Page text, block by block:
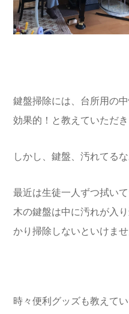
鍵盤掃除には、台所用の
効果的！と教えていただき
しかし、鍵盤、汚れてる
最近は生徒一人ずつ拭い
木の鍵盤は中に汚れが入
かり掃除しないといけませ
時々便利グッズも教えて